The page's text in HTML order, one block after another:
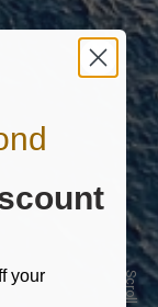
Scroll
your